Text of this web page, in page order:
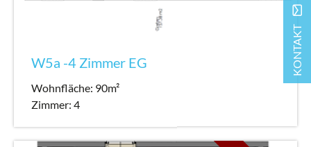
W5a -4 Zimmer EG
Wohnfläche: 90m²
Zimmer: 4
KONTAKT
mail